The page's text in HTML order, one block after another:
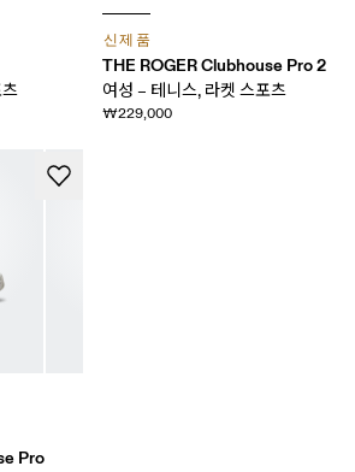
신제품
THE ROGER Clubhouse Pro 2
여성 – 테니스, 라켓 스포츠
₩229,000
Pro